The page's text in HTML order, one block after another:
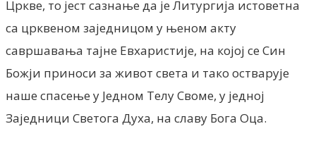
Цркве, то јест сазнање да je Литургија истоветна
са црквеном заједницом у њеном акту
савршавања тајне Евхаристије, на којој се Син
Божји приноси за живот света и тако остварује
наше спасење у Једном Телу Своме, у једној
Заједници Светога Духа, на славу Бога Оца.